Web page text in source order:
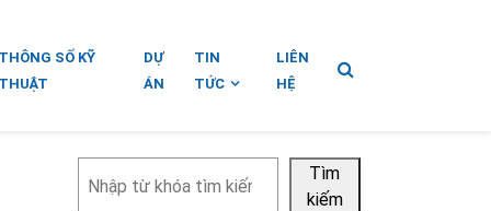
THÔNG SỐ KỸ
THUẬT
DỰ
ÁN
TIN
TỨC
LIÊN
HỆ
kiếm
Tìm
kiếm